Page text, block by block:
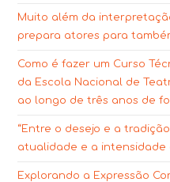
Muito além da
prepara atores para
Como é fazer um Curso
da Escola Nacional de
ao longo de três anos de
“Entre o desejo e a
atualidade e a intensidade
Explorando a Expressão